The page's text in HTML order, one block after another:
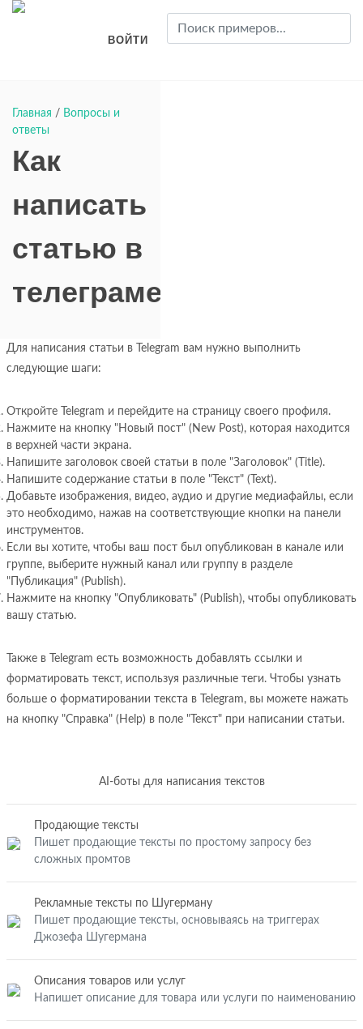
ВОЙТИ
Главная / Вопросы и
ответы
Как
написать
статью в
телеграме?
Для написания статьи в Telegram вам нужно выполнить
следующие шаги:
Откройте Telegram и перейдите на страницу своего профиля.
Нажмите на кнопку "Новый пост" (New Post), которая находится
в верхней части экрана.
Напишите заголовок своей статьи в поле "Заголовок" (Title).
Напишите содержание статьи в поле "Текст" (Text).
Добавьте изображения, видео, аудио и другие медиафайлы, если
это необходимо, нажав на соответствующие кнопки на панели
инструментов.
Если вы хотите, чтобы ваш пост был опубликован в канале или
группе, выберите нужный канал или группу в разделе
"Публикация" (Publish).
Нажмите на кнопку "Опубликовать" (Publish), чтобы опубликовать
вашу статью.
Также в Telegram есть возможность добавлять ссылки и
форматировать текст, используя различные теги. Чтобы узнать
больше о форматировании текста в Telegram, вы можете нажать
на кнопку "Справка" (Help) в поле "Текст" при написании статьи.
AI-боты для написания текстов
Продающие тексты
Пишет продающие тексты по простому запросу без
сложных промтов
Рекламные тексты по Шугерману
Пишет продающие тексты, основываясь на триггерах
Джозефа Шугермана
Описания товаров или услуг
Напишет описание для товара или услуги по наименованию